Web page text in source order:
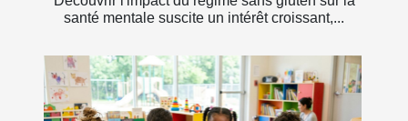
santé mentale suscite un intérêt croissant,...